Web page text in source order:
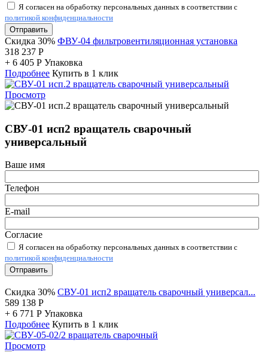
Я согласен на обработку персональных данных в соответствии с
политикой конфиденциальности
Отправить
Скидка 30% ФВУ-04 фильтровентиляционная установка
318 237 Р
+ 6 405 Р Упаковка
Подробнее Купить в 1 клик
Просмотр
СВУ-01 исп2 вращатель сварочный
универсальный
Ваше имя
Телефон
E-mail
Согласие
Я согласен на обработку персональных данных в соответствии с
политикой конфиденциальности
Отправить
Скидка 30% СВУ-01 исп2 вращатель сварочный универсал...
589 138 Р
+ 6 771 Р Упаковка
Подробнее Купить в 1 клик
Просмотр